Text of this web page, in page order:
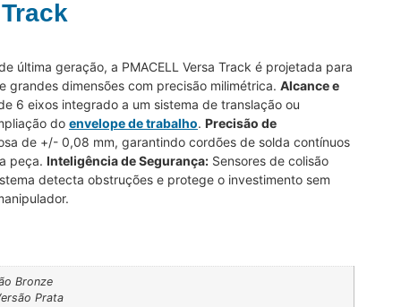
última geração, a PMACELL Versa Track é projetada para
grandes dimensões com precisão milimétrica. Alcance e
6 eixos integrado a um sistema de translação ou
do envelope de trabalho. Precisão de
de +/- 0,08 mm, garantindo cordões de solda contínuos
peça. Inteligência de Segurança: Sensores de colisão
detecta obstruções e protege o investimento sem
Bronze
Prata